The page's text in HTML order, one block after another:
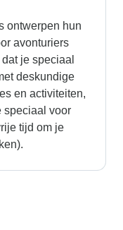
ontwerpen hun
avonturiers
je speciaal
deskundige
en activiteiten,
speciaal voor
tijd om je